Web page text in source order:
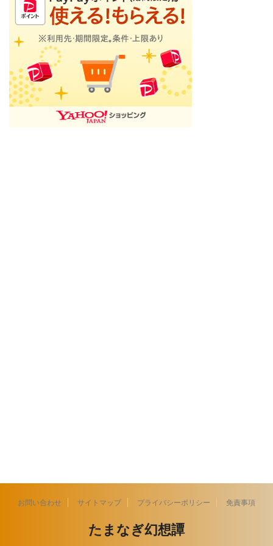
お問い合わせ サイトマップ プライバシーポリシー 免責事項
たまなぎ幻想譚